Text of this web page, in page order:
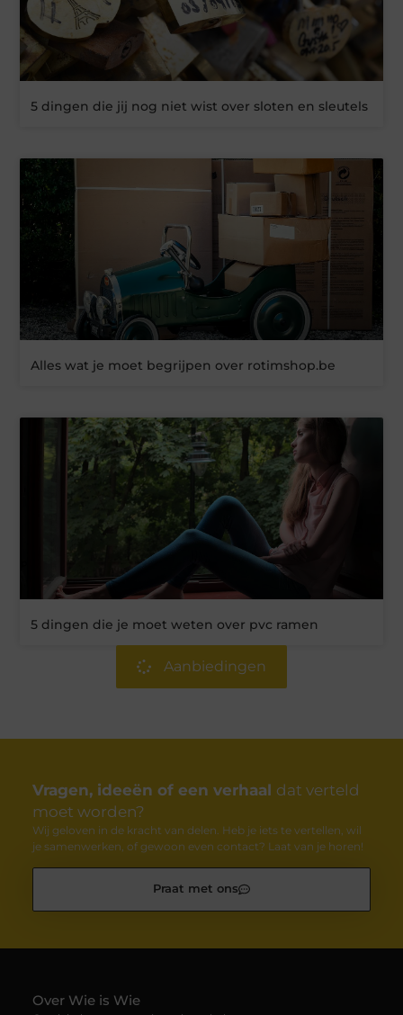
5 dingen die jij nog niet wist over sloten en sleutels
Alles wat je moet begrijpen over rotimshop.be
5 dingen die je moet weten over pvc ramen
Aanbiedingen
Vragen, ideeën of een verhaal dat verteld
moet worden?
Wij geloven in de kracht van delen. Heb je iets te vertellen, wil
je samenwerken, of gewoon even contact? Laat van je horen!
Praat met ons
Over Wie is Wie